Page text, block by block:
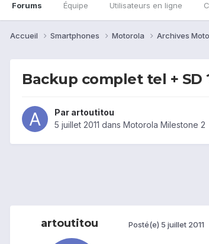
Forums Équipe Utilisateurs en ligne
Accueil Smartphones Motorola Archives
Backup complet tel + SD
Par artoutitou
5 juillet 2011 dans Motorola Milestone 2
artoutitou Posté(e) 5 juillet 2011